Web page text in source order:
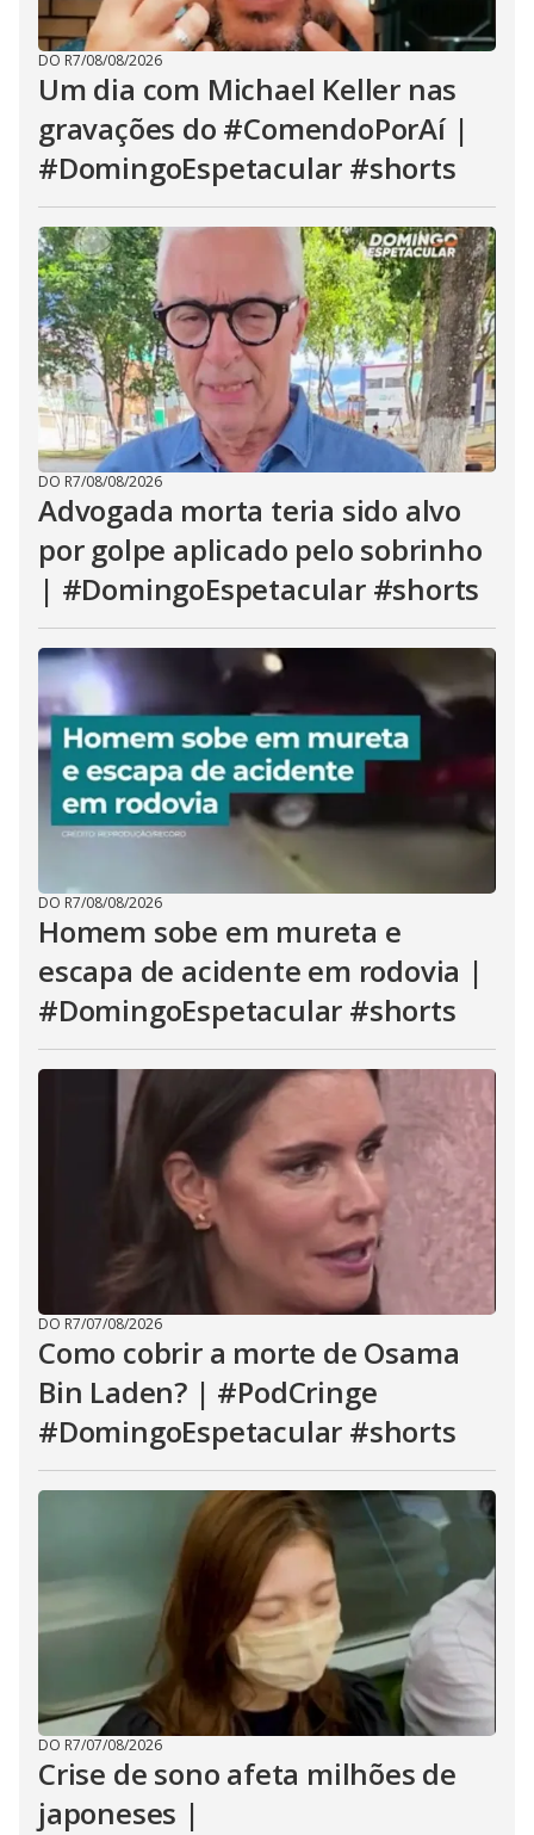
DO R7/08/08/2026
Um dia com Michael Keller nas
gravações do #ComendoPorAí |
#DomingoEspetacular #shorts
DO R7/08/08/2026
Advogada morta teria sido alvo
por golpe aplicado pelo sobrinho
| #DomingoEspetacular #shorts
DO R7/08/08/2026
Homem sobe em mureta e
escapa de acidente em rodovia |
#DomingoEspetacular #shorts
DO R7/07/08/2026
Como cobrir a morte de Osama
Bin Laden? | #PodCringe
#DomingoEspetacular #shorts
DO R7/07/08/2026
Crise de sono afeta milhões de
japoneses |